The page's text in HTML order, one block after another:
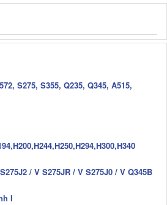
S275, S355, Q235, Q345, A515,
/ V S275JR / V S275J0 / V Q345B
I